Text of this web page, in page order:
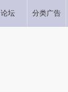
论坛 分类广告